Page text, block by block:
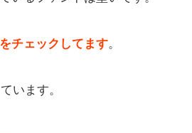
チェックしてます。
います。